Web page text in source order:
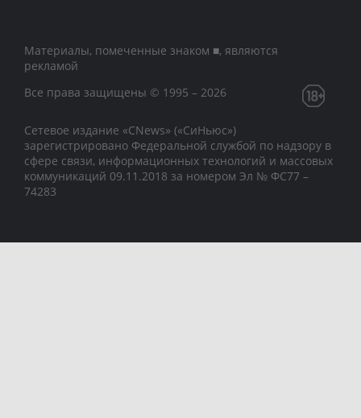
Материалы, помеченные знаком ■, являются
рекламой
Все права защищены © 1995 – 2026
Сетевое издание «CNews» («СиНьюс»)
зарегистрировано Федеральной службой по надзору в
сфере связи, информационных технологий и массовых
коммуникаций 09.11.2018 за номером Эл № ФС77 –
74283